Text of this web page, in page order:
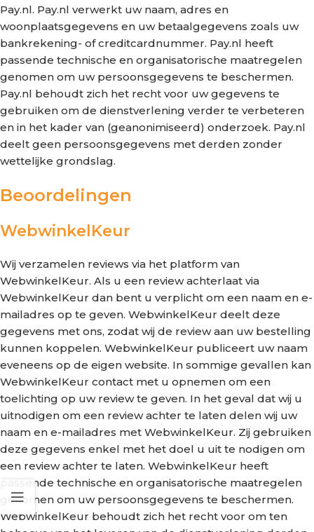
Pay.nl. Pay.nl verwerkt uw naam, adres en
woonplaatsgegevens en uw betaalgegevens zoals uw
bankrekening- of creditcardnummer. Pay.nl heeft
passende technische en organisatorische maatregelen
genomen om uw persoonsgegevens te beschermen.
Pay.nl behoudt zich het recht voor uw gegevens te
gebruiken om de dienstverlening verder te verbeteren
en in het kader van (geanonimiseerd) onderzoek. Pay.nl
deelt geen persoonsgegevens met derden zonder
wettelijke grondslag.
Beoordelingen
WebwinkelKeur
Wij verzamelen reviews via het platform van
WebwinkelKeur. Als u een review achterlaat via
WebwinkelKeur dan bent u verplicht om een naam en e-
mailadres op te geven. WebwinkelKeur deelt deze
gegevens met ons, zodat wij de review aan uw bestelling
kunnen koppelen. WebwinkelKeur publiceert uw naam
eveneens op de eigen website. In sommige gevallen kan
WebwinkelKeur contact met u opnemen om een
toelichting op uw review te geven. In het geval dat wij u
uitnodigen om een review achter te laten delen wij uw
naam en e-mailadres met WebwinkelKeur. Zij gebruiken
deze gegevens enkel met het doel u uit te nodigen om
een review achter te laten. WebwinkelKeur heeft
passende technische en organisatorische maatregelen
genomen om uw persoonsgegevens te beschermen.
WebwinkelKeur behoudt zich het recht voor om ten